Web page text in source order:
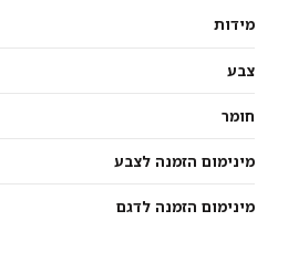
מידות
צבע
חומר
מינימום הזמנה לצבע
מינימום הזמנה לדגם